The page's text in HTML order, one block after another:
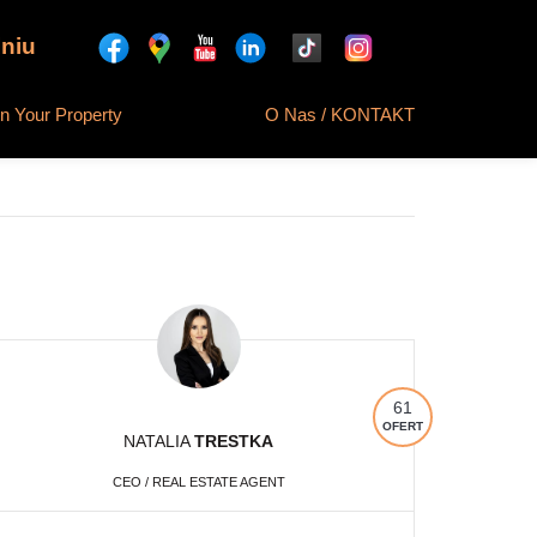
Your Property O Nas / KONTAKT
61
OFERT
NATALIATRESTKA
CEO / REAL ESTATE AGENT